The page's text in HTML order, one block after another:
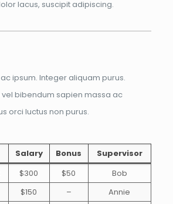
lacus, suscipit adipiscing.
ipsum. Integer aliquam purus.
vel bibendum sapien massa ac
orci luctus non purus.
Salary Bonus
Supervisor
$300 $50
Bob
$150 –
Annie